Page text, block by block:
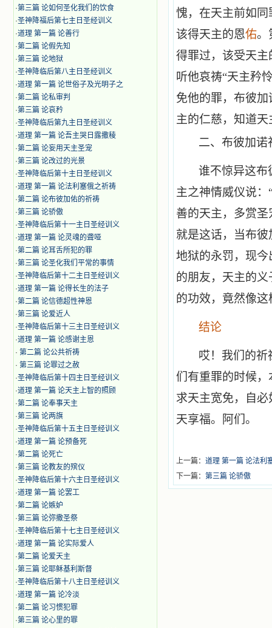
·第三篇 论如何圣化我们的饮食
·圣神降福后第七主日圣经训义
·道理 第一篇 论善行
·第二篇 论假先知
·第三篇 论地狱
·圣神降临后第八主日圣经训义
·道理 第一篇 论世俗子及光明子之
·第二篇 论私审判
·第三篇 论哀矜
·圣神降临后第九主日圣经训义
·道理 第一篇 论吾主哭日露撒稜
·第二篇 论妄用天主圣宠
·第三篇 论改过的光景
·圣神降临后第十主日圣经训义
·道理 第一篇 论法利塞俄之祈祷
·第二篇 论布彼加佑的祈祷
·第三篇 论骄傲
·圣神降临后第十一主日圣经训义
·道理 第一篇 论灵魂的聋哑
·第二篇 论耳舌所犯的罪
·第三篇 论圣化我们平常的事情
·圣神降临后第十二主日圣经训义
·道理 第一篇 论得长生的法子
·第二篇 论信德超性神恩
·第三篇 论爱近人
·圣神降临后第十三主日圣经训义
·道理 第一篇 论感谢主恩
· 第二篇 论公共祈祷
· 第三篇 论罪过之赦
·圣神降临后第十四主日圣经训义
·道理 第一篇 论天主上智的照顾
·第二篇 论奉事天主
·第三篇 论两旗
·圣神降临后第十五主日圣经训义
·道理 第一篇 论预备死
·第二篇 论死亡
·第三篇 论教友的殡仪
·圣神降临后第十六主日圣经训义
·道理 第一篇 论罢工
·第二篇 论嫉妒
·第三篇 论弥撒圣祭
·圣神降临后第十七主日圣经训义
·道理 第一篇 论实际爱人
·第二篇 论爱天主
·第三篇 论耶稣基利斯督
·圣神降临后第十八主日圣经训义
·道理 第一篇 论冷淡
·第二篇 论习惯犯罪
·第三篇 论心里的罪
愧，在天主前如
该得天主的恩佑。
得罪过，该受天
听他哀祷“天主矜
免他的罪，布彼
主的仁慈，知道
二、 布彼加诺
谁不惊异这布
主之神情威仪说
善的天主，多赏圣
就是这话，当布
地狱的永罚，现
的朋友，天主的
的功效，竟然像这
结论
哎！我们的祈
们有重罪的时候
求天主宽免，自
天享福。阿们。
上一篇： 道理 第一篇 论法利
下一篇： 第三篇 论骄傲